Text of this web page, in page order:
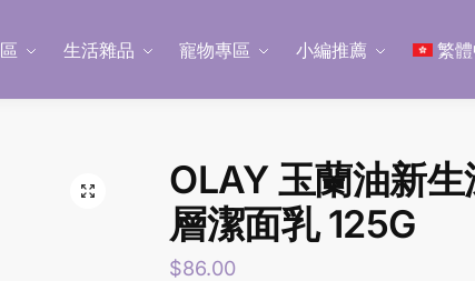
生活雜品 寵物專區 小編推薦 繁
OLAY 玉蘭油新生
層潔面乳 125G
$86.00